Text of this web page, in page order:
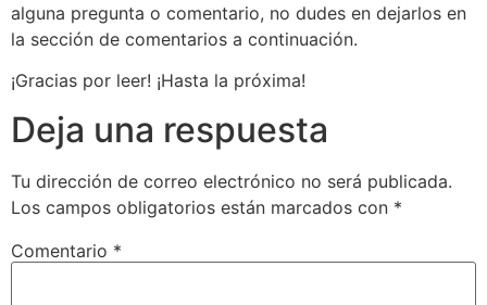
alguna pregunta o comentario, no dudes en dejarlos en
la sección de comentarios a continuación.
¡Gracias por leer! ¡Hasta la próxima!
Deja una respuesta
Tu dirección de correo electrónico no será publicada.
Los campos obligatorios están marcados con *
Comentario *